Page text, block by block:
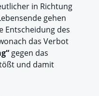
in Richtung
gehen
Entscheidung des
das Verbot
gegen das
und damit